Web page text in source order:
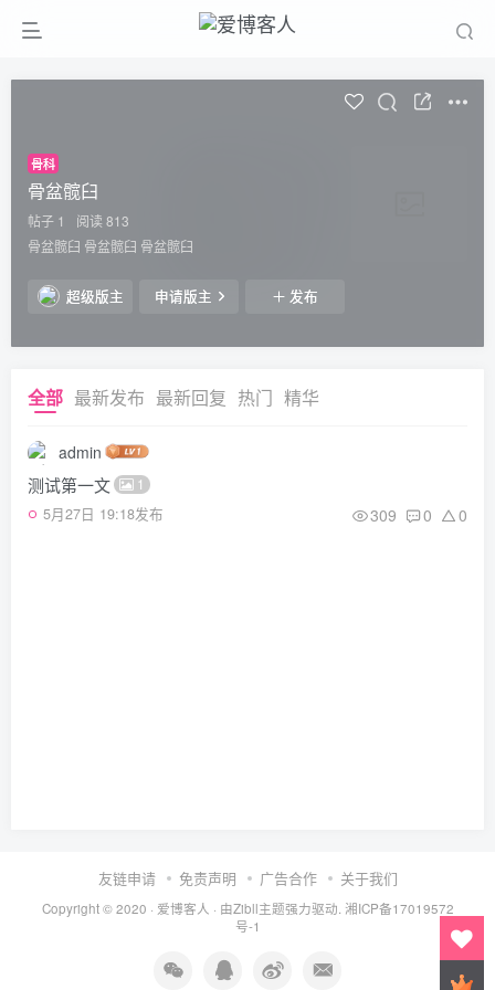
骨科
骨盆髋臼
帖子 1
阅读 813
骨盆髋臼 骨盆髋臼 骨盆髋臼
超级版主 申请版主 发布
全部 最新发布 最新回复 热门 精华
admin
测试第一文 1
5月27日 19:18发布 309 0 0
友链申请 免责声明 广告合作 关于我们
Copyright © 2020 · 爱博客人 · 由Zibll主题强力驱动. 湘ICP备17019572
号-1